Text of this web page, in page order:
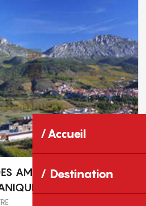
Accueil
Destination
AMORIOLES ET LE
DE ROUBIALS